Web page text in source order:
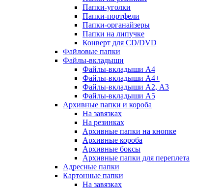
Папки-уголки
Папки-портфели
Папки-органайзеры
Папки на липучке
Конверт для CD/DVD
Файловые папки
Файлы-вкладыши
Файлы-вкладыши А4
Файлы-вкладыши А4+
Файлы-вкладыши А2, А3
Файлы-вкладыши А5
Архивные папки и короба
На завязках
На резинках
Архивные папки на кнопке
Архивные короба
Архивные боксы
Архивные папки для переплета
Адресные папки
Картонные папки
На завязках